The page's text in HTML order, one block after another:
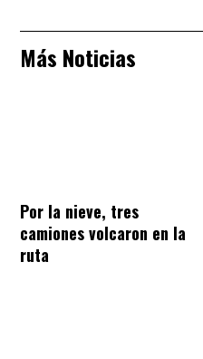
Más Noticias
Por la nieve, tres
camiones volcaron en la
ruta